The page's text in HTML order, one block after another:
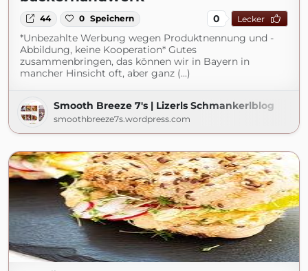
44 0 Speichern 0 Lecker
*Unbezahlte Werbung wegen Produktnennung und -
Abbildung, keine Kooperation* Gutes
zusammenbringen, das können wir in Bayern in
mancher Hinsicht oft, aber ganz (...)
Smooth Breeze 7's | Lizerls Schmankerlblog
smoothbreeze7s.wordpress.com